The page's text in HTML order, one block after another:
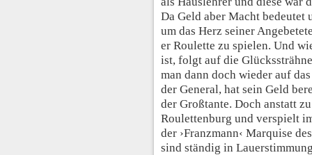
Da Geld aber Macht bedeutet
um das Herz seiner
er Roulette zu spielen. Und
ist, folgt auf die
man dann doch wieder auf
der General, hat sein Geld
der Großtante. Doch anstatt
Roulettenburg und verspielt
der ›Franzmann‹ Marquise
sind ständig in